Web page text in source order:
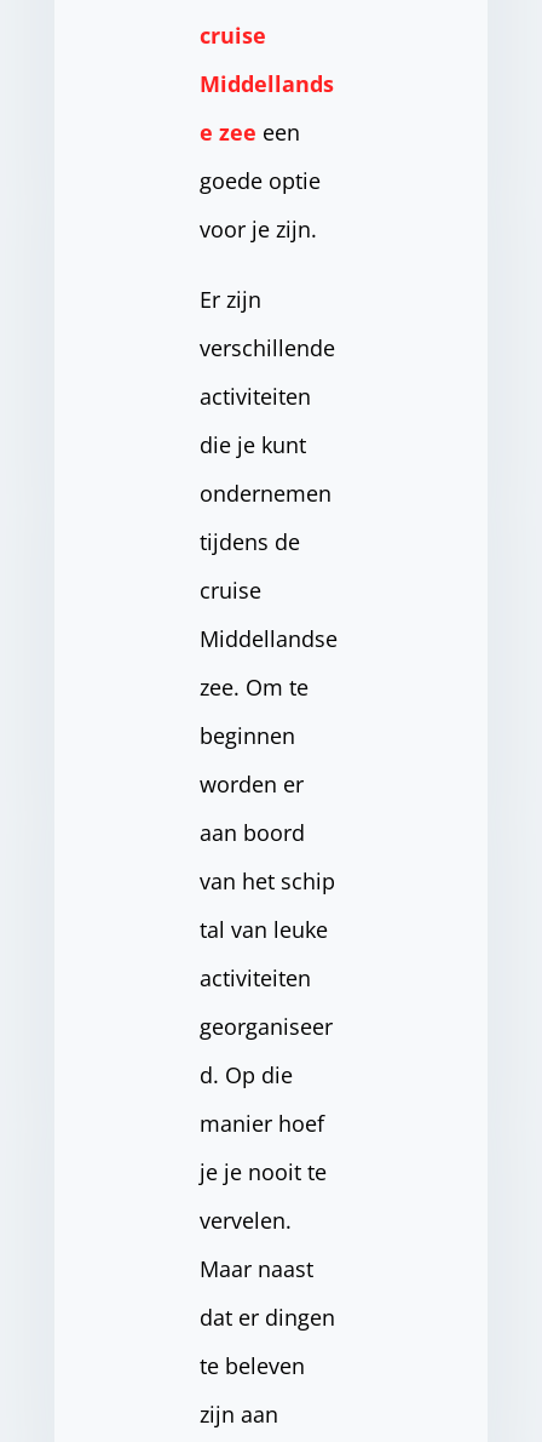
cruise
Middellands
e zee een
goede optie
voor je zijn.
Er zijn
verschillende
activiteiten
die je kunt
ondernemen
tijdens de
cruise
Middellandse
zee. Om te
beginnen
worden er
aan boord
van het schip
tal van leuke
activiteiten
georganiseer
d. Op die
manier hoef
je je nooit te
vervelen.
Maar naast
dat er dingen
te beleven
zijn aan